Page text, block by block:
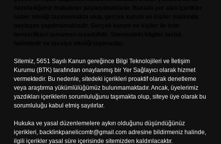
Sitemiz, 5651 Sayılı Kanun gereğince Bilgi Teknolojileri ve İletişim
Kurumu (BTK) tarafından onaylanmış bir Yer Sağlayıcı olarak hizmet
vermektedir. Bu nedenle, sitedeki içerikleri proaktif olarak denetleme
veya araştırma yükümlülüğümüz bulunmamaktadır. Ancak, üyelerimiz
yazdıkları içeriklerin sorumluluğunu taşımakta olup, siteye üye olarak bu
sorumluluğu kabul etmiş sayılırlar.
Hukuka ve yasal düzenlemelere aykırı olduğunu düşündüğünüz
içerikleri, backlinkpanelicomtr@gmail.com adresine bildirmeniz halinde,
ilgili içerikler yasal süre içerisinde sitemizden kaldırılacaktır.